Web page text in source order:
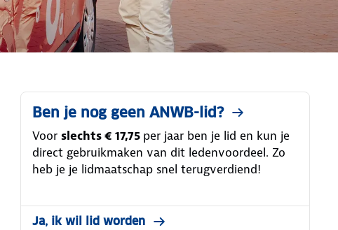
Ben je nog geen ANWB-lid?
Voor slechts € 17,75 per jaar ben je lid en kun je
direct gebruikmaken van dit ledenvoordeel. Zo
heb je je lidmaatschap snel terugverdiend!
Ja, ik wil lid worden